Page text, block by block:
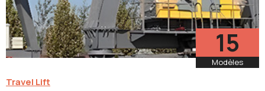
15
Modèles
Travel Lift